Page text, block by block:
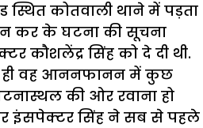
स्थित कोतवाली थाने में पड़ता
कर के घटना की सूचना
कौशलेंद्र सिंह को दे दी थी.
ही वह आननफानन में कुछ
की ओर रवाना हो
इंसपेक्टर सिंह ने सब से पहले